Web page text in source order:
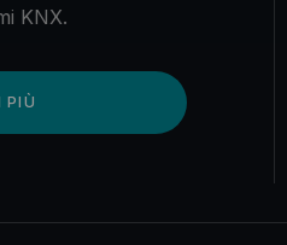
KNX.
PIÙ